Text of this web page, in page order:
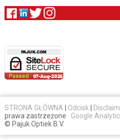
STRONA GŁÓWNA Odcisk
prawa zastrzeżone · Google
© Pajuk Optiek B.V.